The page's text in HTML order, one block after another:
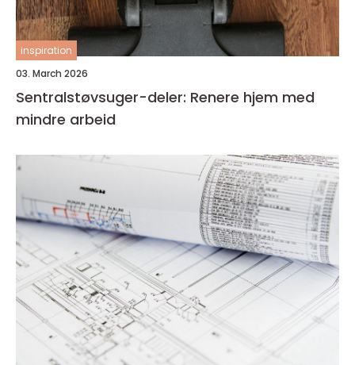
inspiration
03. March 2026
Sentralstøvsuger-deler: Renere hjem med
mindre arbeid